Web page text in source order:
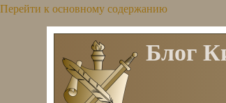
Перейти к основному содержанию
Блог